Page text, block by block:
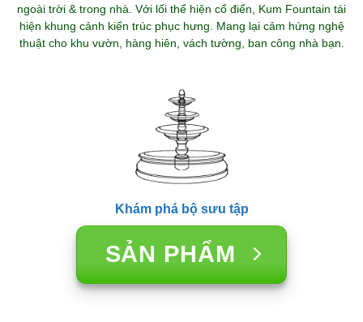
ngoài trời & trong nhà. Với lối thể hiện cổ điển, Kum Fountain tái
hiện khung cảnh kiến trúc phục hưng. Mang lại cảm hứng nghệ
thuật cho khu vườn, hàng hiên, vách tường, ban công nhà bạn.
Khám phá bộ sưu tập
SẢN PHẨM